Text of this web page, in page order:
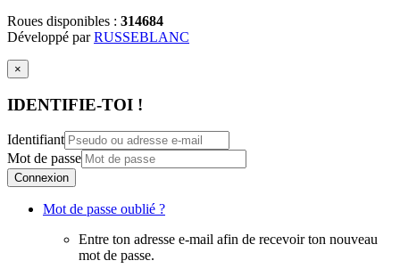
Roues disponibles : 314684
Développé parRUSSEBLANC
×
IDENTIFIE-TOI !
Identifiant
Mot de passe
Connexion
Mot de passe oublié ?
Entre ton adresse e-mail afin de recevoir ton nouveau
mot de passe.